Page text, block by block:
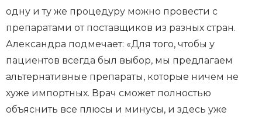
одну и ту же процедуру можно провести с
препаратами от поставщиков из разных стран.
Александра подмечает: «Для того, чтобы у
пациентов всегда был выбор, мы предлагаем
альтернативные препараты, которые ничем не
хуже импортных. Врач сможет полностью
объяснить все плюсы и минусы, и здесь уже